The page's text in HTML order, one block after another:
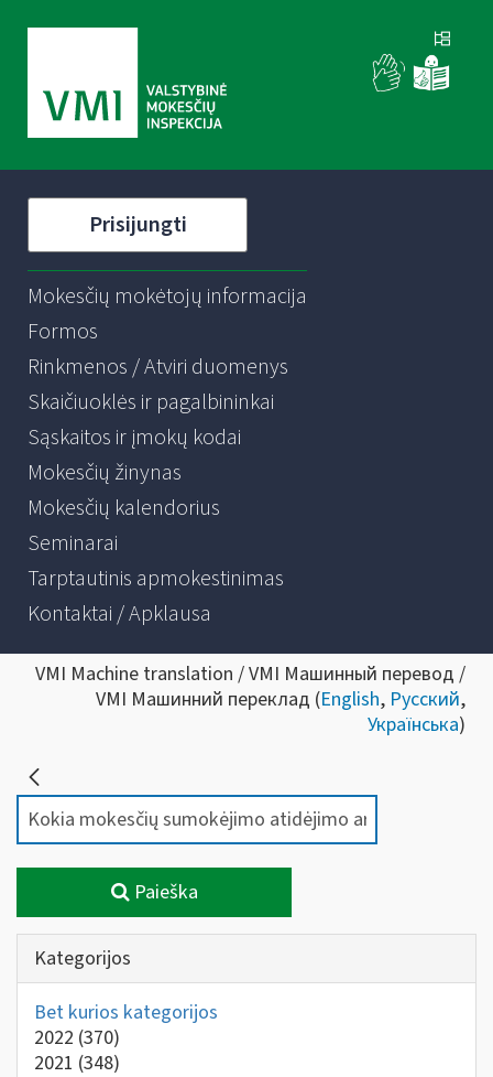
Prisijungti
Mokesčių mokėtojų informacija
Formos
Rinkmenos / Atviri duomenys
Skaičiuoklės ir pagalbininkai
Sąskaitos ir įmokų kodai
Mokesčių žinynas
Mokesčių kalendorius
Seminarai
Tarptautinis apmokestinimas
Kontaktai / Apklausa
VMI Machine translation / VMI Машинный перевод /
VMI Машинний переклад (English, Русский,
Українська)
Paieška
Kategorijos
Bet kurios kategorijos
2022 (370)
2021 (348)